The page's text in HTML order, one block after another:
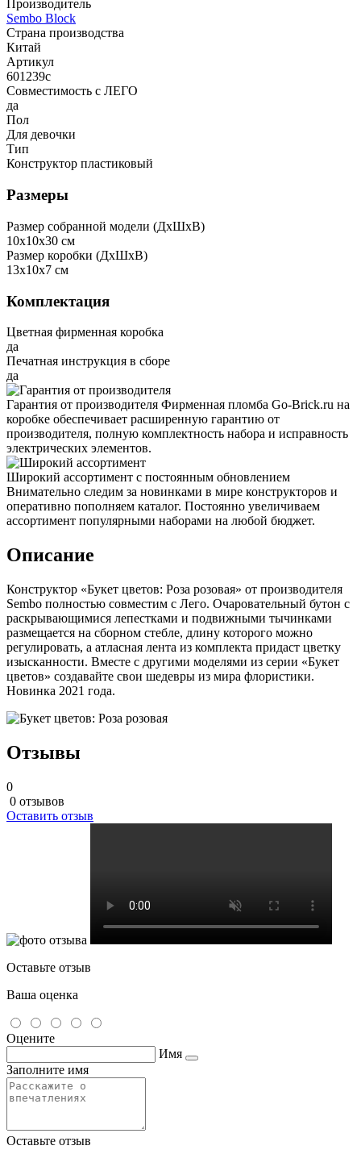
Производитель
Sembo Block
Страна производства
Китай
Артикул
601239c
Совместимость с ЛЕГО
да
Пол
Для девочки
Тип
Конструктор пластиковый
Размеры
Размер собранной модели (ДxШxВ)
10x10x30 см
Размер коробки (ДxШxВ)
13x10x7 см
Комплектация
Цветная фирменная коробка
да
Печатная инструкция в сборе
да
Гарантия от производителя Фирменная пломба Go-Brick.ru на
коробке обеспечивает расширенную гарантию от
производителя, полную комплектность набора и исправность
электрических элементов.
Широкий ассортимент с постоянным обновлением
Внимательно следим за новинками в мире конструкторов и
оперативно пополняем каталог. Постоянно увеличиваем
ассортимент популярными наборами на любой бюджет.
Описание
Конструктор «Букет цветов: Роза розовая» от производителя
Sembo полностью совместим с Лего. Очаровательный бутон с
раскрывающимися лепестками и подвижными тычинками
размещается на сборном стебле, длину которого можно
регулировать, а атласная лента из комплекта придаст цветку
изысканности. Вместе с другими моделями из серии «Букет
цветов» создавайте свои шедевры из мира флористики.
Новинка 2021 года.
Отзывы
0
0 отзывов
Оставить отзыв
Оставьте отзыв
Ваша оценка
Оцените
Имя
Заполните имя
Оставьте отзыв